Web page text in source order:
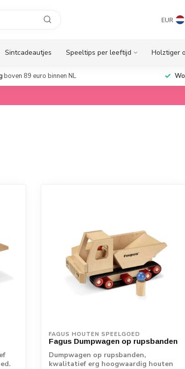
EUR
Sintcadeautjes Speeltips per leeftijd Holztiger
boven 89 euro binnen NL
FAGUS HOUTEN SPEELGOED
Fagus Dumpwagen op rupsbanden
Dumpwagen op rupsbanden,
kwalitatief erg hoogwaardig houten